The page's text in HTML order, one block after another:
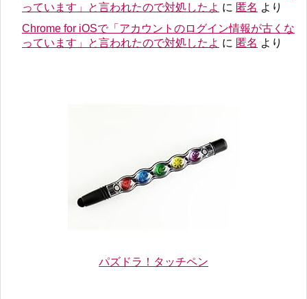
っています」と言われたので対処したよ に 匿名 より
Chrome for iOSで「アカウントのログイン情報が古くな
っています」と言われたので対処したよ に 匿名 より
パズドラ！タッチペン